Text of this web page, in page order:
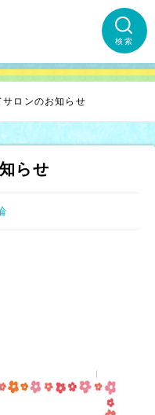
検索
ロンのお知らせ
らせ